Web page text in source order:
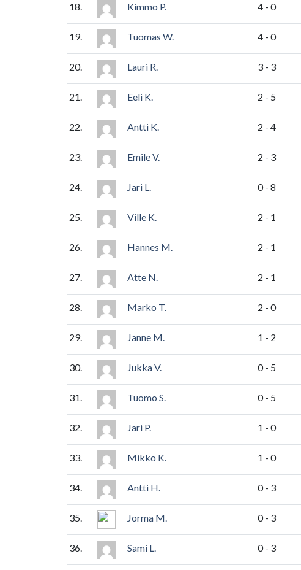
18. Kimmo P. 4 - 0
19. Tuomas W. 4 - 0
20. Lauri R. 3 - 3
21. Eeli K. 2 - 5
22. Antti K. 2 - 4
23. Emile V. 2 - 3
24. Jari L. 0 - 8
25. Ville K. 2 - 1
26. Hannes M. 2 - 1
27. Atte N. 2 - 1
28. Marko T. 2 - 0
29. Janne M. 1 - 2
30. Jukka V. 0 - 5
31. Tuomo S. 0 - 5
32. Jari P. 1 - 0
33. Mikko K. 1 - 0
34. Antti H. 0 - 3
35. Jorma M. 0 - 3
36. Sami L. 0 - 3